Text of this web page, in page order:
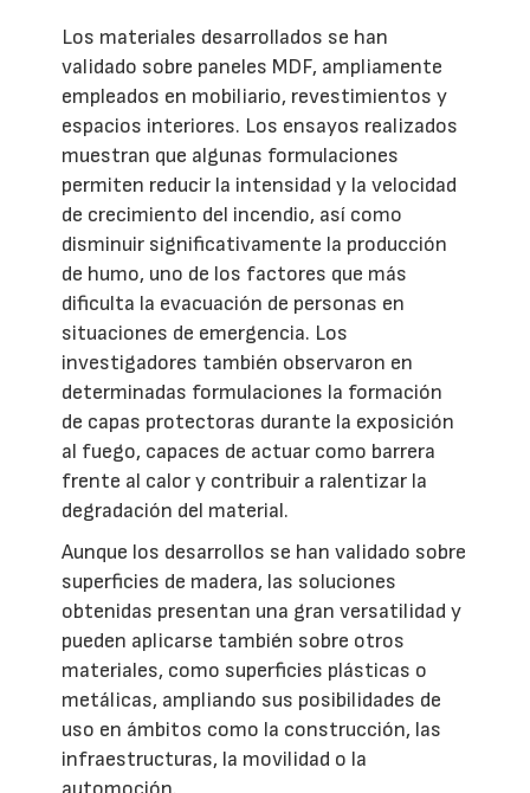
Los materiales desarrollados se han
validado sobre paneles MDF, ampliamente
empleados en mobiliario, revestimientos y
espacios interiores. Los ensayos realizados
muestran que algunas formulaciones
permiten reducir la intensidad y la velocidad
de crecimiento del incendio, así como
disminuir significativamente la producción
de humo, uno de los factores que más
dificulta la evacuación de personas en
situaciones de emergencia. Los
investigadores también observaron en
determinadas formulaciones la formación
de capas protectoras durante la exposición
al fuego, capaces de actuar como barrera
frente al calor y contribuir a ralentizar la
degradación del material.
Aunque los desarrollos se han validado sobre
superficies de madera, las soluciones
obtenidas presentan una gran versatilidad y
pueden aplicarse también sobre otros
materiales, como superficies plásticas o
metálicas, ampliando sus posibilidades de
uso en ámbitos como la construcción, las
infraestructuras, la movilidad o la